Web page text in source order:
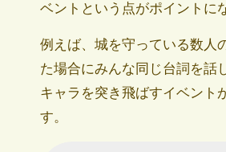
ベントという点がポイントに
例えば、城を守っている数人
た場合にみんな同じ台詞を話
キャラを突き飛ばすイベント
す。